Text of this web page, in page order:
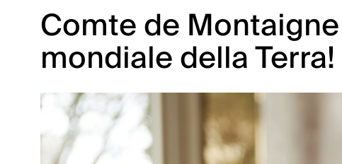
Comte de
mondiale della Terra!